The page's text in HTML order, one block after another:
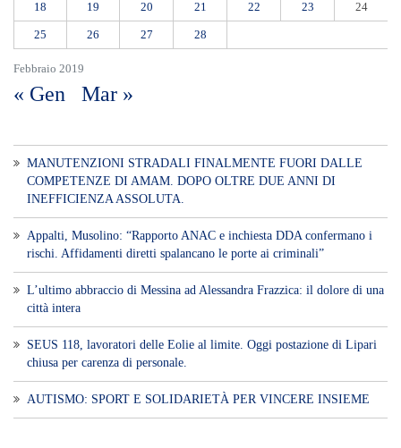
Febbraio 2019
18 19 20 21 22 23 24
25 26 27 28
« Gen Mar »
MANUTENZIONI STRADALI FINALMENTE FUORI DALLE
COMPETENZE DI AMAM. DOPO OLTRE DUE ANNI DI
INEFFICIENZA ASSOLUTA.
​Appalti, Musolino: “Rapporto ANAC e inchiesta DDA confermano i
rischi. Affidamenti diretti spalancano le porte ai criminali”
L’ultimo abbraccio di Messina ad Alessandra Frazzica: il dolore di una
città intera
SEUS 118, lavoratori delle Eolie al limite. Oggi postazione di Lipari
chiusa per carenza di personale.
AUTISMO: SPORT E SOLIDARIETÀ PER VINCERE INSIEME